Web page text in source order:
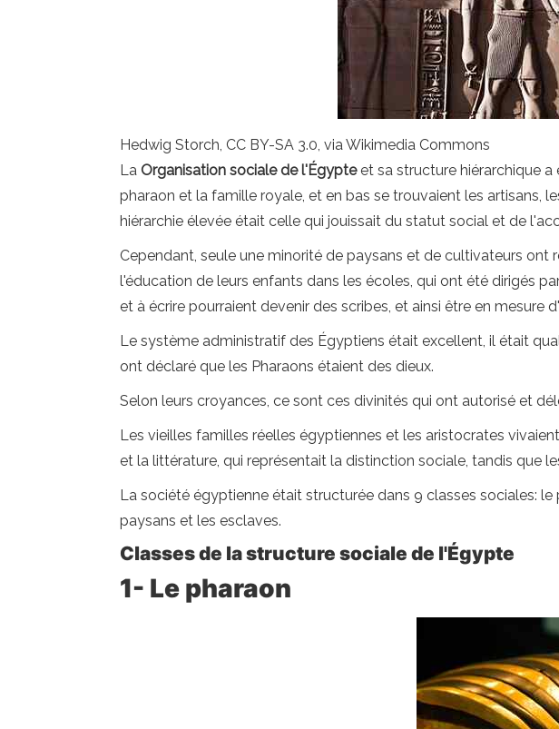
Hedwig Storch, CC BY-SA 3.0, via Wikimedia Commons
La Organisation sociale de l'Égypteet sa structure hiérarchique a
pharaon et la famille royale, et en bas se trouvaient les artisans,
hiérarchie élevée était celle qui jouissait du statut social et de
Cependant, seule une minorité de paysans et de cultivateurs
l'éducation de leurs enfants dans les écoles, qui ont été dirigés
et à écrire pourraient devenir des scribes, et ainsi être en mesure
Le système administratif des Égyptiens était excellent, il était
ont déclaré que les Pharaons étaient des dieux.
Selon leurs croyances, ce sont ces divinités qui ont autorisé et
Les vieilles familles réelles égyptiennes et les aristocrates
et la littérature, qui représentait la distinction sociale, tandis que
La société égyptienne était structurée dans 9 classes sociales: le
paysans et les esclaves.
Classes de la structure sociale de l'Égypte
1- Le pharaon